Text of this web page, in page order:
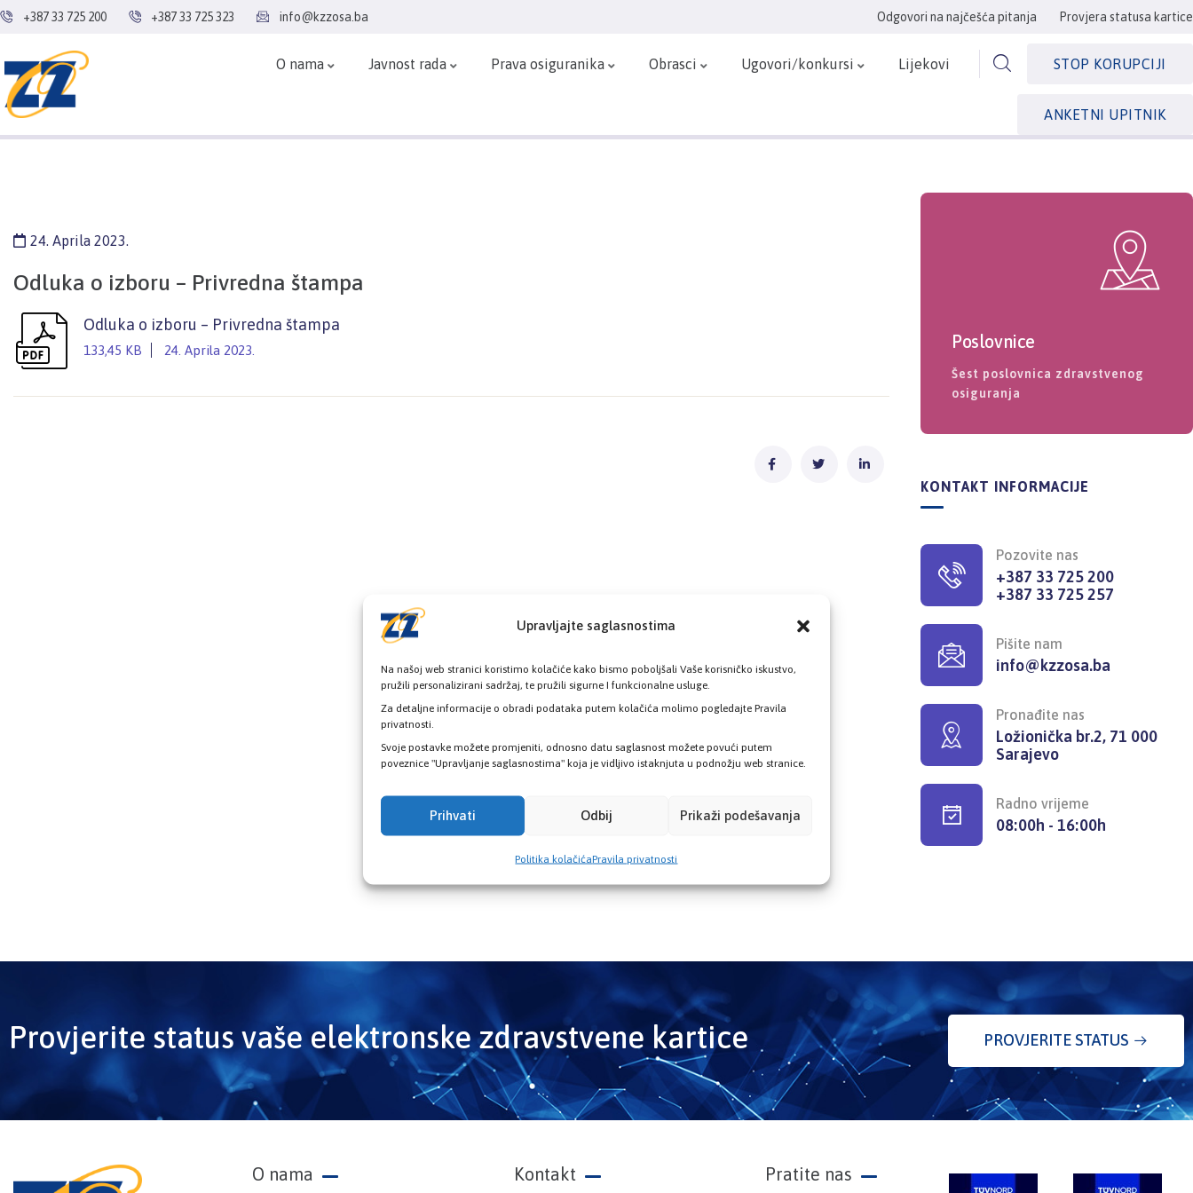
Upravljajte saglasnostima
Na našoj web stranici koristimo kolačiće kako bismo poboljšali Vaše korisničko iskustvo,
pružili personalizirani sadržaj, te pružili sigurne I funkcionalne usluge.
Za detaljne informacije o obradi podataka putem kolačića molimo pogledajte Pravila
privatnosti.
Svoje postavke možete promjeniti, odnosno datu saglasnost možete povući putem
poveznice "Upravljanje saglasnostima" koja je vidljivo istaknjuta u podnožju web stranice.
Prihvati Odbij Prikaži podešavanja
Politika kolačićaPravila privatnosti
+387 33 725 200 +387 33 725 323 info@kzzosa.ba Odgovori na najčešća pitanja Provjera statusa kartice
O nama Javnost rada Prava osiguranika Obrasci Ugovori/konkursi Lijekovi STOP KORUPCIJI
ANKETNI UPITNIK
24. Aprila 2023.
Odluka o izboru – Privredna štampa
Odluka o izboru – Privredna štampa
133,45 KB 24. Aprila 2023. Poslovnice
Šest poslovnica zdravstvenog
osiguranja
KONTAKT INFORMACIJE
Pozovite nas
+387 33 725 200
+387 33 725 257
Pišite nam
info@kzzosa.ba
Pronađite nas
Ložionička br.2, 71 000
Sarajevo
Radno vrijeme
08:00h - 16:00h
Provjerite status vaše elektronske zdravstvene kartice PROVJERITE STATUS
O nama Kontakt Pratite nas